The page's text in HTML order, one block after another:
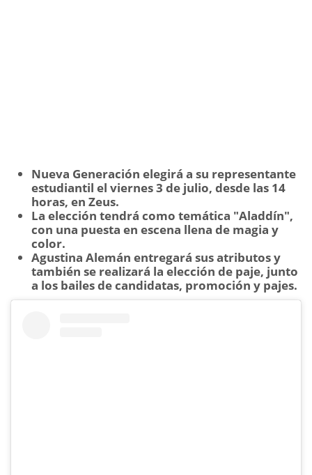
Nueva Generación elegirá a su representante
estudiantil el viernes 3 de julio, desde las 14
horas, en Zeus.
La elección tendrá como temática "Aladdín",
con una puesta en escena llena de magia y
color.
Agustina Alemán entregará sus atributos y
también se realizará la elección de paje, junto
a los bailes de candidatas, promoción y pajes.